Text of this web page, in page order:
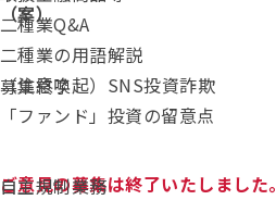
二種業Q&A
二種業の用語解説
（注意喚起）SNS投資詐欺
「ファンド」投資の留意点
自主規制業務
（案）
ステータス：
募集終了
ご意見の募集は終了いたしました。